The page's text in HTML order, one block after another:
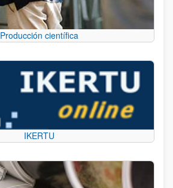
Producción científica
IKERTU